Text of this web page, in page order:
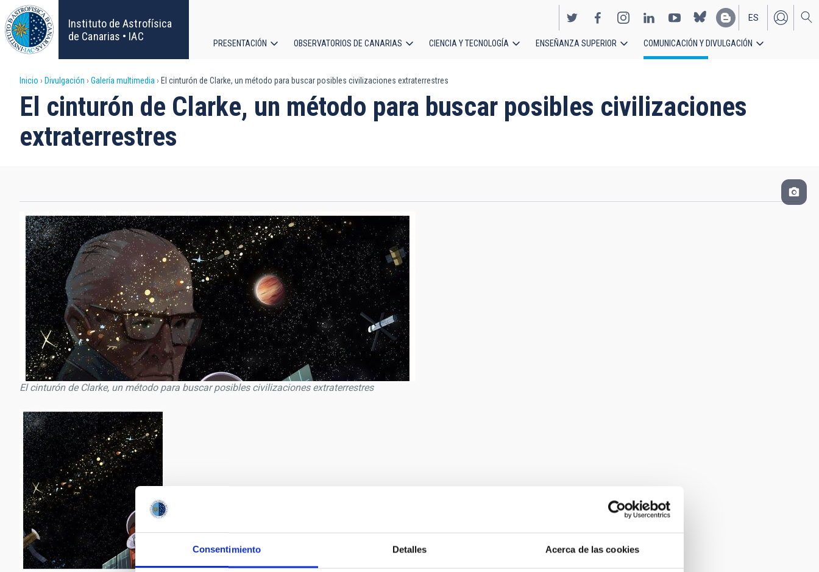
Consentimiento Detalles Acerca de las cookies
Pasar
al
contenido
principal
Instituto de Astrofísica
de Canarias • IAC
EN
ES
principal
PRESENTACIÓN OBSERVATORIOS DE CANARIAS CIENCIA Y TECNOLOGÍA ENSEÑANZA SUPERIOR COMUNICACIÓN Y DIVULGACIÓN
Sobrescribir
enlaces
de
a
la
navegación
Inicio Divulgación Galería multimedia El cinturón de Clarke, un método para buscar posibles civilizaciones extraterrestres
El cinturón de Clarke, un método para buscar posibles civilizaciones
extraterrestres
El cinturón de Clarke, un método para buscar posibles civilizaciones extraterrestres